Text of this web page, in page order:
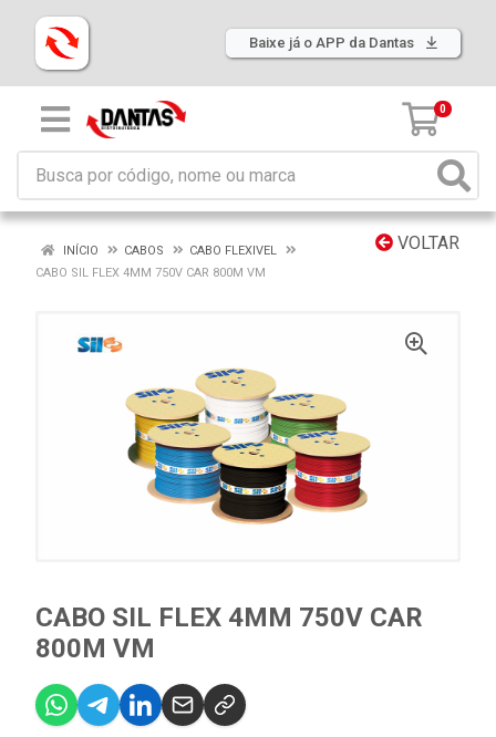
Baixe já o APP da Dantas
0
VOLTAR
INÍCIO CABOS
CABO FLEXIVEL
CABO SIL FLEX 4MM 750V CAR 800M VM
CABO SIL FLEX 4MM 750V CAR
800M VM